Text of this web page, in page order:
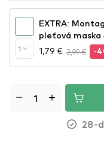
1
EXTRA:
pleťová maska
Off Face Mask
1,79 € 2,99 € -
28-